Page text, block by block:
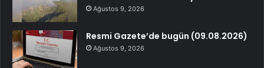
Ağustos 9, 2026
Resmi Gazete’de bugün (09.08.2026)
Ağustos 9, 2026